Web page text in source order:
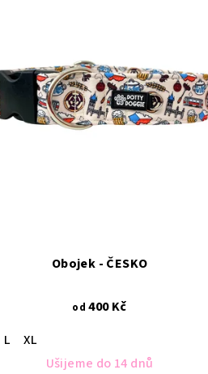
Obojek - ČESKO
od 400 Kč
L
XL
Ušijeme do 14 dnů